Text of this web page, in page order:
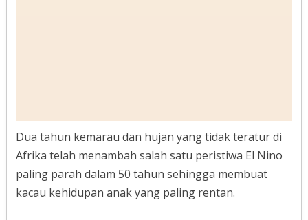
Dua tahun kemarau dan hujan yang tidak teratur di
Afrika telah menambah salah satu peristiwa El Nino
paling parah dalam 50 tahun sehingga membuat
kacau kehidupan anak yang paling rentan.